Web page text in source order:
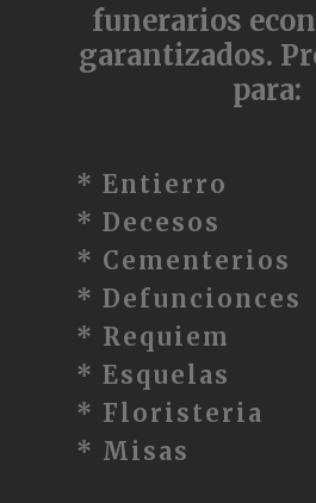
funerarios
garantizados.
para:
* Entierro
* Decesos
* Cementerios
* Defuncionces
* Requiem
* Esquelas
* Floristeria
* Misas